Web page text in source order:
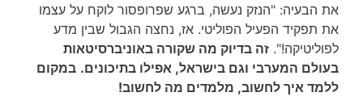
את הבעיה: "הנזק נעשה, ברגע שפרופסור לוקח על עצמו
את תפקיד הפעיל הפוליטי. אז, נחצה הגבול שבין מדע
לפוליטיקה!". זה בדיוק מה שקורה באוניברסיטאות
בעולם המערבי וגם בישראל, אפילו בתיכונים. במקום
ללמד איך לחשוב, מלמדים מה לחשוב!